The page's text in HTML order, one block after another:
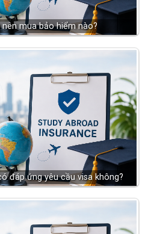
nên mua bảo hiểm nào?
đáp ứng yêu cầu visa không?